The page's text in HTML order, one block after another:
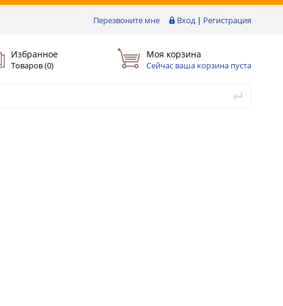
Перезвоните мне Вход | Регистрация
Избранное
Товаров (0)
Моя корзина
Сейчас ваша корзина пуста